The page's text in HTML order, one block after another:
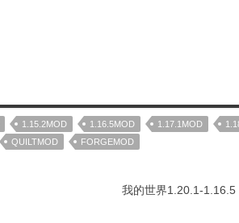
1.15.2MOD 1.16.5MOD 1.17.1MOD
QUILTMOD FORGEMOD
我的世界1.20.1-1.16.5